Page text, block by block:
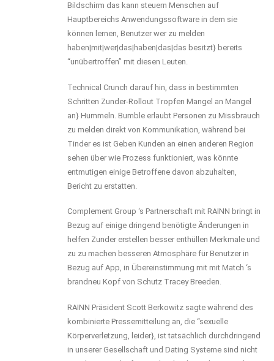
Bildschirm das kann steuern Menschen auf
Hauptbereichs Anwendungssoftware in dem sie
können lernen, Benutzer wer zu melden
haben|mit|wer|das|haben|das|das besitzt} bereits
“unübertroffen” mit diesen Leuten.
Technical Crunch darauf hin, dass in bestimmten
Schritten Zunder-Rollout Tropfen Mangel an Mangel
an} Hummeln. Bumble erlaubt Personen zu Missbrauch
zu melden direkt von Kommunikation, während bei
Tinder es ist Geben Kunden an einen anderen Region
sehen über wie Prozess funktioniert, was könnte
entmutigen einige Betroffene davon abzuhalten,
Bericht zu erstatten.
Complement Group ‘s Partnerschaft mit RAINN bringt in
Bezug auf einige dringend benötigte Änderungen in
helfen Zunder erstellen besser enthüllen Merkmale und
zu zu machen besseren Atmosphäre für Benutzer in
Bezug auf App, in Übereinstimmung mit mit Match ‘s
brandneu Kopf von Schutz Tracey Breeden.
RAINN Präsident Scott Berkowitz sagte während des
kombinierte Pressemitteilung an, die “sexuelle
Körperverletzung, leider}, ist tatsächlich durchdringend
in unserer Gesellschaft und Dating Systeme sind nicht